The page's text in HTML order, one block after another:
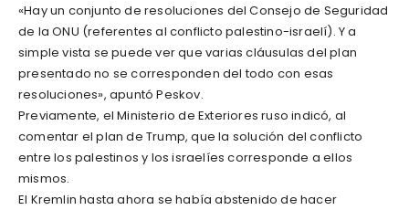
«Hay un conjunto de resoluciones del Consejo de Seguridad
de la ONU (referentes al conflicto palestino-israelí). Y a
simple vista se puede ver que varias cláusulas del plan
presentado no se corresponden del todo con esas
resoluciones», apuntó Peskov.
Previamente, el Ministerio de Exteriores ruso indicó, al
comentar el plan de Trump, que la solución del conflicto
entre los palestinos y los israelíes corresponde a ellos
mismos.
El Kremlin hasta ahora se había abstenido de hacer